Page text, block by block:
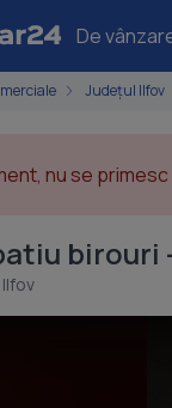
De
Județul Ilfov
nu se
birouri